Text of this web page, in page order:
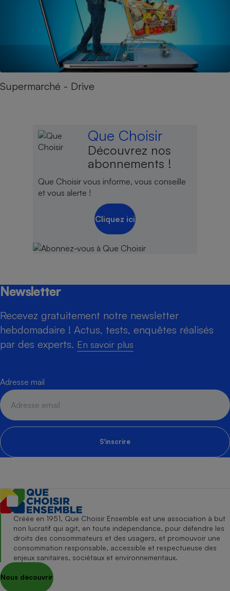
Supermarché - Drive
Que Choisir
Découvrez nos
abonnements !
Que Choisir vous informe, vous conseille
et vous alerte !
Cliquez ici
Newsletter
Recevez gratuitement notre newsletter
hebdomadaire ! Actus, tests, enquêtes réalisés
par des experts. En savoir plus
Adresse mail
S'inscrire
Créée en 1951, Que Choisir Ensemble est une association à but
non lucratif qui agit, en toute indépendance, pour défendre les
droits des consommateurs et des usagers, et promouvoir une
consommation responsable, accessible et respectueuse des
enjeux sanitaires, sociétaux et environnementaux.
Nous découvrir